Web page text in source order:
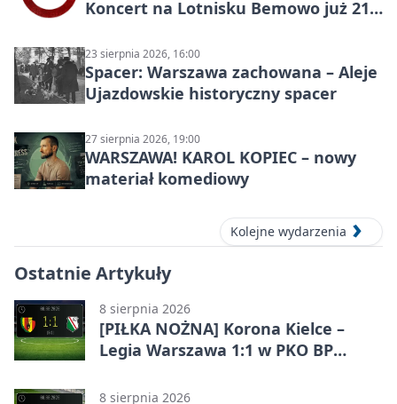
Koncert na Lotnisku Bemowo już 21
23 sierpnia 2026, 16:00
Spacer: Warszawa zachowana – Aleje
Ujazdowskie historyczny spacer
27 sierpnia 2026, 19:00
WARSZAWA! KAROL KOPIEC – nowy
materiał komediowy
Kolejne wydarzenia
Ostatnie Artykuły
8 sierpnia 2026
[PIŁKA NOŻNA] Korona Kielce –
Legia Warszawa 1:1 w PKO BP
zwycięstwo z rąk
8 sierpnia 2026